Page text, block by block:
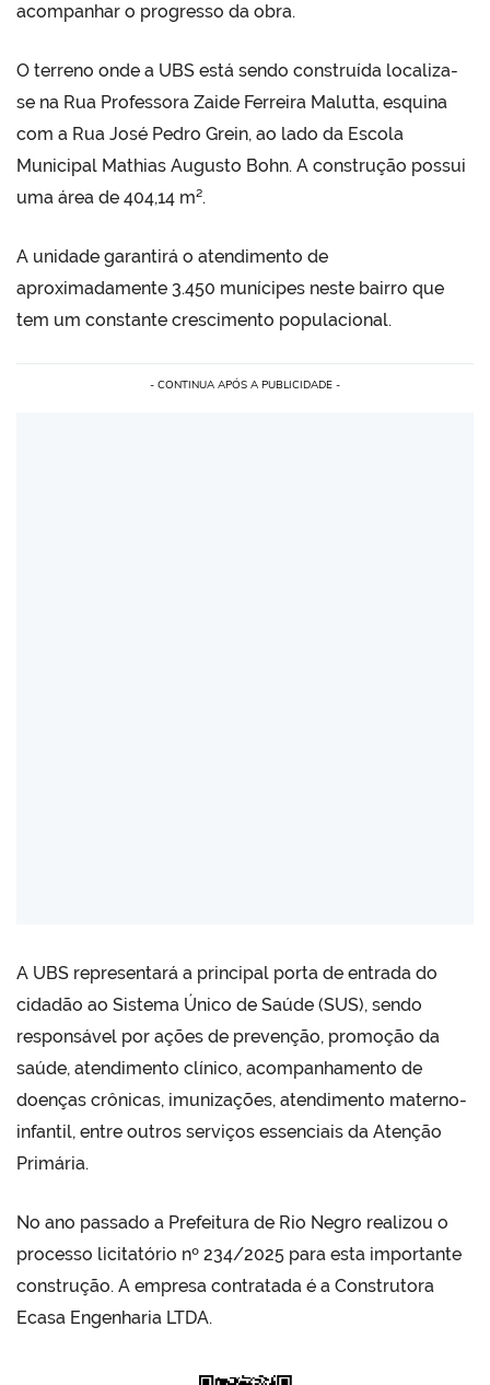
acompanhar o progresso da obra.
O terreno onde a UBS está sendo construída localiza-
se na Rua Professora Zaide Ferreira Malutta, esquina
com a Rua José Pedro Grein, ao lado da Escola
Municipal Mathias Augusto Bohn. A construção possui
uma área de 404,14 m².
A unidade garantirá o atendimento de
aproximadamente 3.450 munícipes neste bairro que
tem um constante crescimento populacional.
- CONTINUA APÓS A PUBLICIDADE -
A UBS representará a principal porta de entrada do
cidadão ao Sistema Único de Saúde (SUS), sendo
responsável por ações de prevenção, promoção da
saúde, atendimento clínico, acompanhamento de
doenças crônicas, imunizações, atendimento materno-
infantil, entre outros serviços essenciais da Atenção
Primária.
No ano passado a Prefeitura de Rio Negro realizou o
processo licitatório nº 234/2025 para esta importante
construção. A empresa contratada é a Construtora
Ecasa Engenharia LTDA.